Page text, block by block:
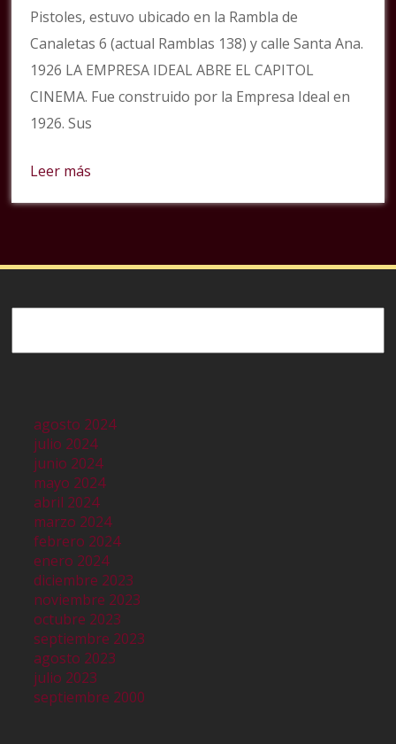
Pistoles, estuvo ubicado en la Rambla de
Canaletas 6 (actual Ramblas 138) y calle Santa Ana.
1926 LA EMPRESA IDEAL ABRE EL CAPITOL
CINEMA. Fue construido por la Empresa Ideal en
1926. Sus
Leer más
agosto 2024
julio 2024
junio 2024
mayo 2024
abril 2024
marzo 2024
febrero 2024
enero 2024
diciembre 2023
noviembre 2023
octubre 2023
septiembre 2023
agosto 2023
julio 2023
septiembre 2000